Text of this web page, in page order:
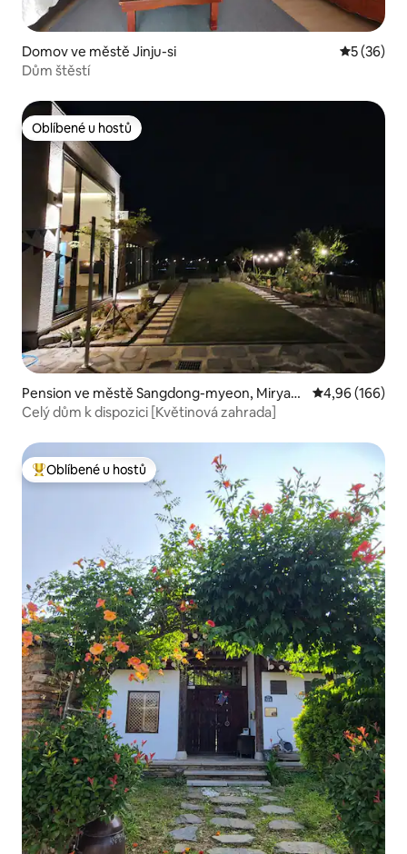
Domov ve městě Jinju-si Průměrné
5 (36)
Dům štěstí
Oblíbené u hostů
Oblíbené u hostů
Pension ve městě Sangdong-myeon, Miryan
g-si
Průměrné
4,96 (166)
Celý dům k dispozici [Květinová zahrada]
Nejlepší v kategorii Oblíbené u hostů
Oblíbené u hostů